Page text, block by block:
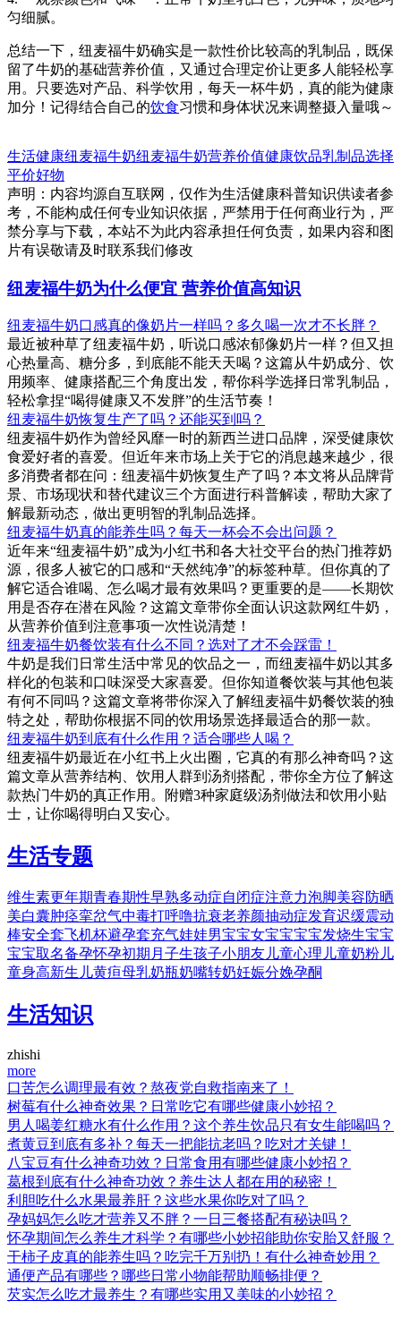
匀细腻。
总结一下，纽麦福牛奶确实是一款性价比较高的乳制品，既保
留了牛奶的基础营养价值，又通过合理定价让更多人能轻松享
用。只要选对产品、科学饮用，每天一杯牛奶，真的能为健康
加分！记得结合自己的饮食习惯和身体状况来调整摄入量哦～
生活健康纽麦福牛奶纽麦福牛奶营养价值健康饮品乳制品选择
平价好物
声明：内容均源自互联网，仅作为生活健康科普知识供读者参
考，不能构成任何专业知识依据，严禁用于任何商业行为，严
禁分享与下载，本站不为此内容承担任何负责，如果内容和图
片有误敬请及时联系我们修改
纽麦福牛奶为什么便宜 营养价值高知识
纽麦福牛奶口感真的像奶片一样吗？多久喝一次才不长胖？
最近被种草了纽麦福牛奶，听说口感浓郁像奶片一样？但又担
心热量高、糖分多，到底能不能天天喝？这篇从牛奶成分、饮
用频率、健康搭配三个角度出发，帮你科学选择日常乳制品，
轻松拿捏“喝得健康又不发胖”的生活节奏！
纽麦福牛奶恢复生产了吗？还能买到吗？
纽麦福牛奶作为曾经风靡一时的新西兰进口品牌，深受健康饮
食爱好者的喜爱。但近年来市场上关于它的消息越来越少，很
多消费者都在问：纽麦福牛奶恢复生产了吗？本文将从品牌背
景、市场现状和替代建议三个方面进行科普解读，帮助大家了
解最新动态，做出更明智的乳制品选择。
纽麦福牛奶真的能养生吗？每天一杯会不会出问题？
近年来“纽麦福牛奶”成为小红书和各大社交平台的热门推荐奶
源，很多人被它的口感和“天然纯净”的标签种草。但你真的了
解它适合谁喝、怎么喝才最有效果吗？更重要的是——长期饮
用是否存在潜在风险？这篇文章带你全面认识这款网红牛奶，
从营养价值到注意事项一次性说清楚！
纽麦福牛奶餐饮装有什么不同？选对了才不会踩雷！
牛奶是我们日常生活中常见的饮品之一，而纽麦福牛奶以其多
样化的包装和口味深受大家喜爱。但你知道餐饮装与其他包装
有何不同吗？这篇文章将带你深入了解纽麦福牛奶餐饮装的独
特之处，帮助你根据不同的饮用场景选择最适合的那一款。
纽麦福牛奶到底有什么作用？适合哪些人喝？
纽麦福牛奶最近在小红书上火出圈，它真的有那么神奇吗？这
篇文章从营养结构、饮用人群到汤剂搭配，带你全方位了解这
款热门牛奶的真正作用。附赠3种家庭级汤剂做法和饮用小贴
士，让你喝得明白又安心。
生活专题
维生素更年期青春期性早熟多动症自闭症注意力泡脚美容防晒
美白囊肿痉挛岔气中毒打呼噜抗衰老养颜抽动症发育迟缓震动
棒安全套飞机杯避孕套充气娃娃男宝宝女宝宝宝宝发烧生宝宝
宝宝取名备孕怀孕初期 月子生孩子小朋友 儿童心理 儿童奶粉 儿
童身高新生儿黄疸母乳奶瓶奶嘴转奶妊娠分娩孕酮
生活知识
zhishi
more
口苦怎么调理最有效？熬夜党自救指南来了！
树莓有什么神奇效果？日常吃它有哪些健康小妙招？
男人喝姜红糖水有什么作用？这个养生饮品只有女生能喝吗？
煮黄豆到底有多补？每天一把能抗老吗？吃对才关键！
八宝豆有什么神奇功效？日常食用有哪些健康小妙招？
葛根到底有什么神奇功效？养生达人都在用的秘密！
利胆吃什么水果最养肝？这些水果你吃对了吗？
孕妈妈怎么吃才营养又不胖？一日三餐搭配有秘诀吗？
怀孕期间怎么养生才科学？有哪些小妙招能助你安胎又舒服？
干柿子皮真的能养生吗？吃完千万别扔！有什么神奇妙用？
通便产品有哪些？哪些日常小物能帮助顺畅排便？
芡实怎么吃才最养生？有哪些实用又美味的小妙招？